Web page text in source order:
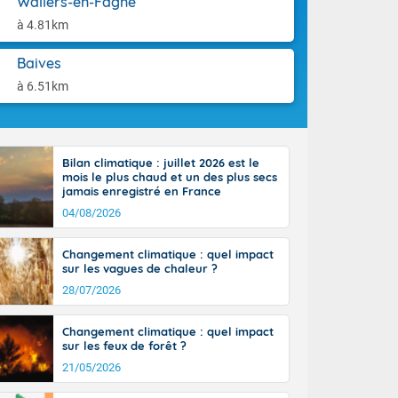
à 4.81km
Baives
à 6.51km
l'après-
14
il fait
30 à 35
Bilan climatique : juillet 2026 est le
mois le plus chaud et un des plus secs
jamais enregistré en France
04/08/2026
Changement climatique : quel impact
sur les vagues de chaleur ?
28/07/2026
Changement climatique : quel impact
sur les feux de forêt ?
21/05/2026